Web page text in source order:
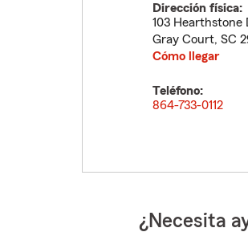
Dirección física:
103 Hearthstone
Gray Court, SC
Cómo llegar
Teléfono:
864-733-0112
¿Necesita